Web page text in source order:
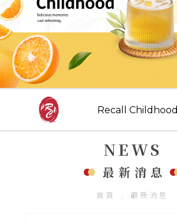
飲品介紹
分店資訊
最新消息
聯絡我們
CONTACT US
Danny00203@yahoo.com.tw
Recall Childhood
NEWS
最新消息
首頁 最新消息